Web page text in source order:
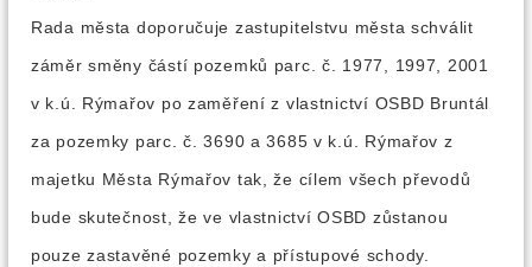
Rada města doporučuje zastupitelstvu města schválit
záměr směny částí pozemků parc. č. 1977, 1997, 2001
v k.ú. Rýmařov po zaměření z vlastnictví OSBD Bruntál
za pozemky parc. č. 3690 a 3685 v k.ú. Rýmařov z
majetku Města Rýmařov tak, že cílem všech převodů
bude skutečnost, že ve vlastnictví OSBD zůstanou
pouze zastavěné pozemky a přístupové schody.